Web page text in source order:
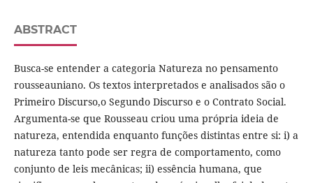
ABSTRACT
Busca-se entender a categoria Natureza no pensamento
rousseauniano. Os textos interpretados e analisados são o
Primeiro Discurso,o Segundo Discurso e o Contrato Social.
Argumenta-se que Rousseau criou uma própria ideia de
natureza, entendida enquanto funções distintas entre si: i) a
natureza tanto pode ser regra de comportamento, como
conjunto de leis mecânicas; ii) essência humana, que